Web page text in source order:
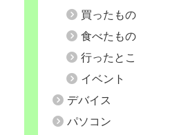
買ったもの
食べたもの
行ったとこ
イベント
デバイス
パソコン